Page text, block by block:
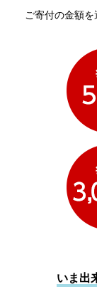
ご寄付の金額
いま出